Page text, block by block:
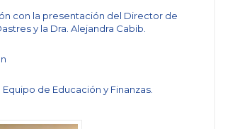
con la presentación del Director de
y la Dra. Alejandra Cabib.
de Educación y Finanzas.